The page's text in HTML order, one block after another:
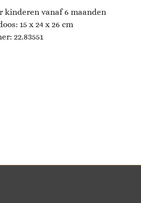
kinderen vanaf 6 maanden
15 x 24 x 26 cm
22.83551